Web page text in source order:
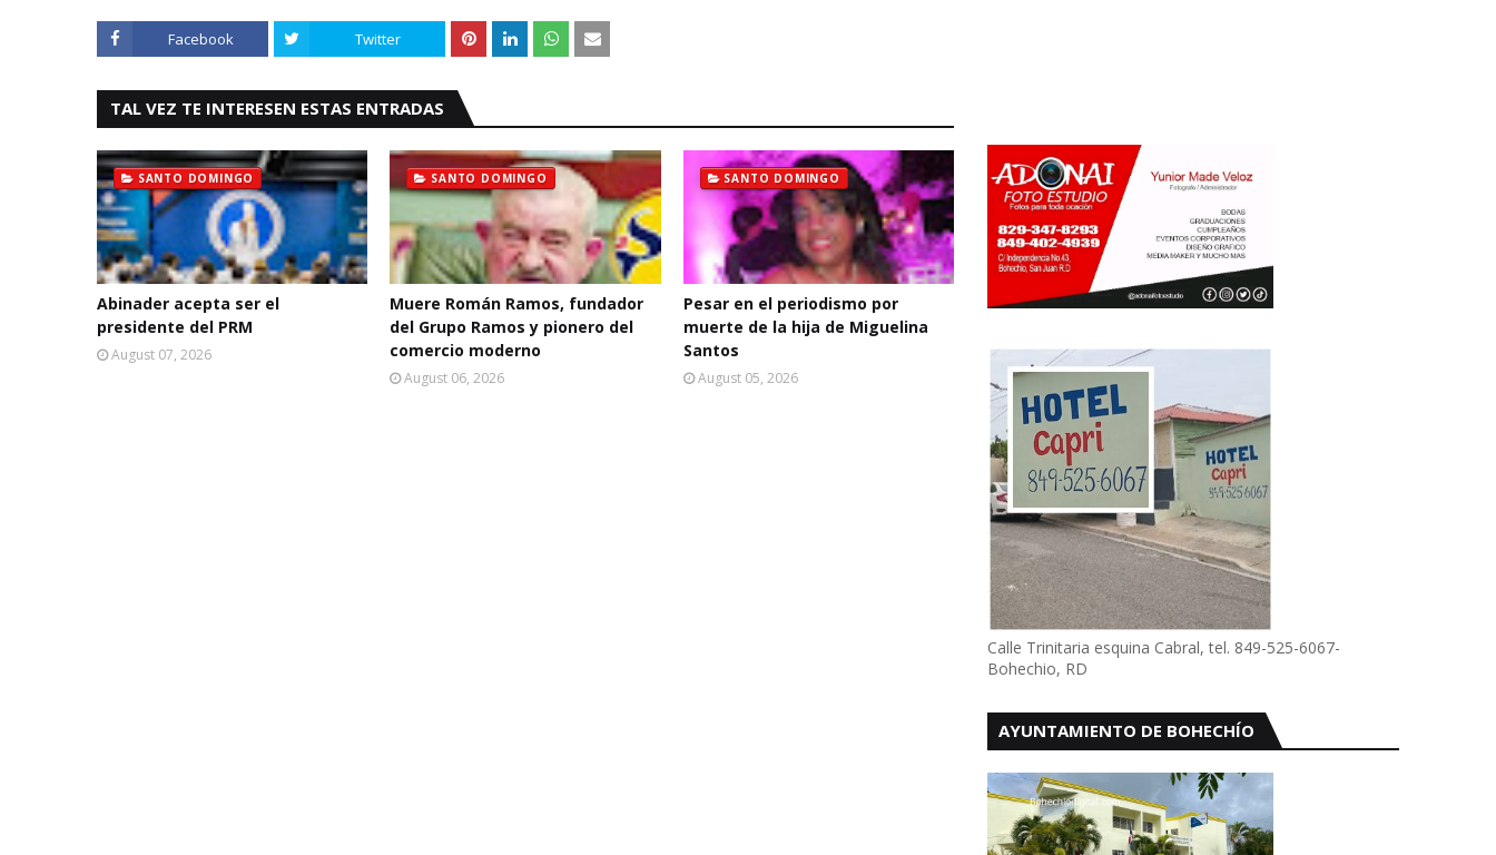
Facebook Twitter
TAL VEZ TE INTERESEN ESTAS ENTRADAS
SANTO DOMINGO
Abinader acepta ser el
presidente del PRM
August 07, 2026
SANTO DOMINGO
Muere Román Ramos, fundador
del Grupo Ramos y pionero del
comercio moderno
August 06, 2026
SANTO DOMINGO
Pesar en el periodismo por
muerte de la hija de Miguelina
Santos
August 05, 2026
Calle Trinitaria esquina Cabral, tel. 849-525-6067-
Bohechio, RD
AYUNTAMIENTO DE BOHECHÍO